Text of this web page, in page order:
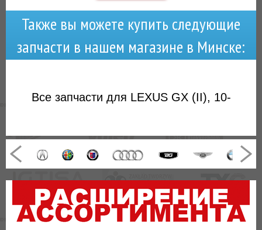
Также вы можете купить следующие
запчасти в нашем магазине в Минске:
Все запчасти для LEXUS GX (II), 10-